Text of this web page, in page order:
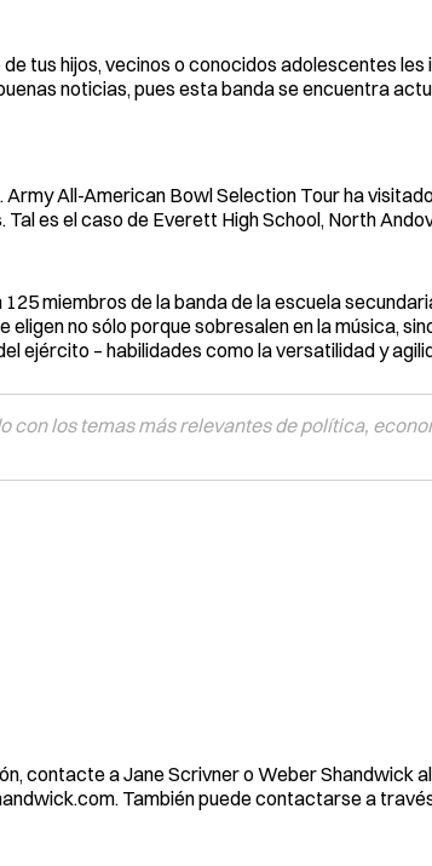
de tus hijos, vecinos o conocidos adolescentes
noticias, pues esta banda se encuentra
Army All-American Bowl Selection Tour ha
es el caso de Everett High School, North
miembros de la banda de la escuela
eligen no sólo porque sobresalen en la música,
ejército – habilidades como la versatilidad y
con los temas más relevantes de política,
contacte a Jane Scrivner o Weber Shandwick
. También puede contactarse a